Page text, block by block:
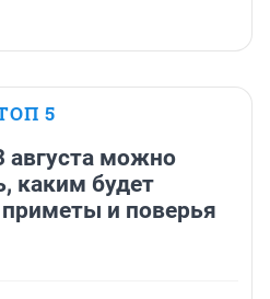
5
августа можно
каким будет
и поверья